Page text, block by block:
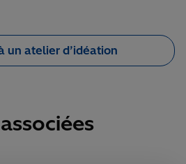
un atelier d’idéation